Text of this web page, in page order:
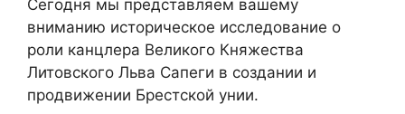
Сегодня мы представляем вашему
вниманию историческое исследование о
роли канцлера Великого Княжества
Литовского Льва Сапеги в создании и
продвижении Брестской унии.